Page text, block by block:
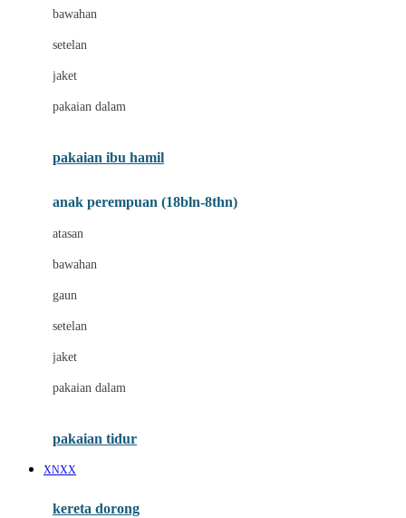
Cottonseeds
Crane
Drew
E
bawahan
setelan
jaket
pakaian dalam
pakaian ibu hamil
anak perempuan (18bln-8thn)
atasan
bawahan
gaun
setelan
jaket
pakaian dalam
pakaian tidur
XNXX
kereta dorong